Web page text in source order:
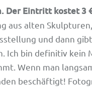
Der Eintritt kostet
aus alten
und dann
Ich bin definitiv kein
Wenn man
beschäftigt!